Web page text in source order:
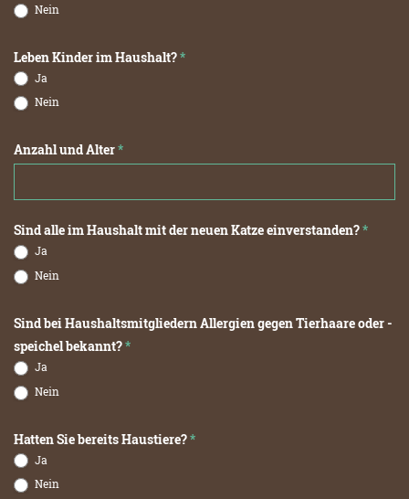
Nein
Leben Kinder im Haushalt?*
Ja
Nein
Anzahl und Alter*
Sind alle im Haushalt mit der neuen Katze einverstanden?*
Ja
Nein
Sind bei Haushaltsmitgliedern Allergien gegen Tierhaare oder -
speichel bekannt?*
Ja
Nein
Hatten Sie bereits Haustiere?*
Ja
Nein